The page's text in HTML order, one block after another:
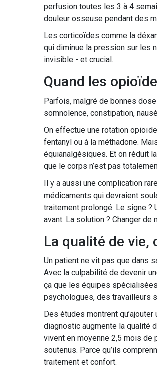
perfusion toutes les 3 à 4
douleur osseuse pendant des
Les corticoïdes comme la
qui diminue la pression sur les
invisible - et crucial.
Quand les
Parfois, malgré de bonnes
somnolence, constipation,
On effectue une rotation
fentanyl ou à la méthadone.
équianalgésiques. Et on réduit
que le corps n’est pas
Il y a aussi une complication
médicaments qui devraient
traitement prolongé. Le signe ?
avant. La solution ? Changer de
La qualité de vie,
Un patient ne vit pas que dans
Avec la culpabilité de devenir
ça que les équipes
psychologues, des travailleurs
Des études montrent
diagnostic augmente la qualité
vivent en moyenne 2,5 mois de
soutenus. Parce qu’ils
traitement et confort.